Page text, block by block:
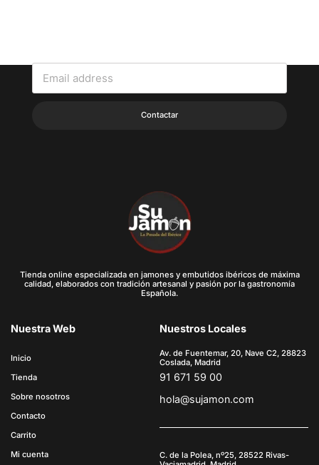
Contactar
Tienda online especializada en jamones y embutidos ibéricos de máxima
calidad, elaborados con tradición artesanal y pasión por la gastronomía
Española.
Nuestra Web
Inicio
Tienda
Sobre nosotros
Contacto
Carrito
Mi cuenta
Nuestros Locales
Av. de Fuentemar, 20, Nave C2, 28823
Coslada, Madrid
91 671 59 00
hola@sujamon.com
C. de la Polea, nº25, 28522 Rivas-